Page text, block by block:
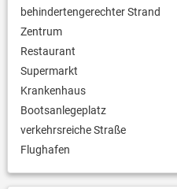
behindertengerechter Strand
Zentrum
Restaurant
Supermarkt
Krankenhaus
Bootsanlegeplatz
verkehrsreiche Straße
Flughafen